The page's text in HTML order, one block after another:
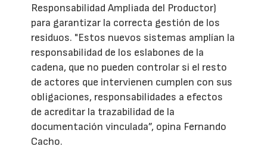
Responsabilidad Ampliada del Productor)
para garantizar la correcta gestión de los
residuos. "Estos nuevos sistemas amplían la
responsabilidad de los eslabones de la
cadena, que no pueden controlar si el resto
de actores que intervienen cumplen con sus
obligaciones, responsabilidades a efectos
de acreditar la trazabilidad de la
documentación vinculada”, opina Fernando
Cacho.